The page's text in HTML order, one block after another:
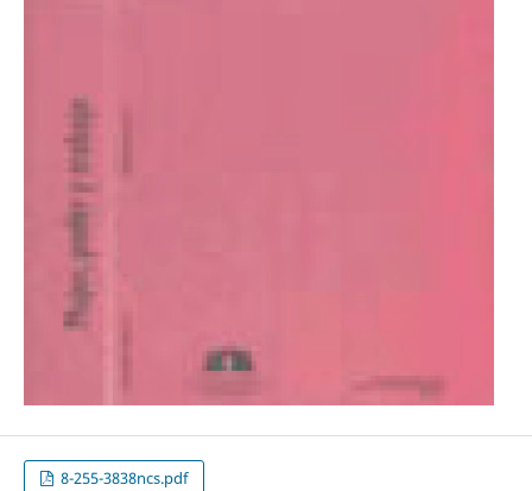
8-255-3838ncs.pdf